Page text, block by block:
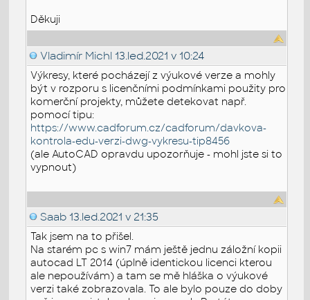
Děkuji
Vladimír Michl 13.led.2021 v 10:24
Výkresy, které pocházejí z výukové verze a mohly
být v rozporu s licenčními podmínkami použity pro
komerční projekty, můžete detekovat např.
pomocí tipu:
https://www.cadforum.cz/cadforum/davkova-
kontrola-edu-verzi-dwg-vykresu-tip8456
(ale AutoCAD opravdu upozorňuje - mohl jste si to
vypnout)
Saab 13.led.2021 v 21:35
Tak jsem na to přišel.
Na starém pc s win7 mám ještě jednu záložní kopii
autocad LT 2014 (úplně identickou licenci kterou
ale nepoužívám) a tam se mě hláška o výukové
verzi také zobrazovala. To ale bylo pouze do doby